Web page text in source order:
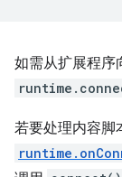
如需从扩展程序
若要处理内容脚